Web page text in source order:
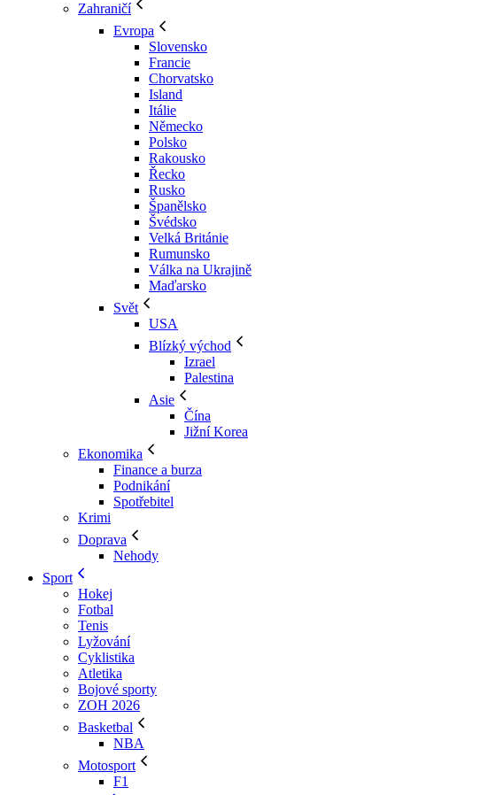
Zahraničí
Evropa
Slovensko
Francie
Chorvatsko
Island
Itálie
Německo
Polsko
Rakousko
Řecko
Rusko
Španělsko
Švédsko
Velká Británie
Rumunsko
Válka na Ukrajině
Maďarsko
Svět
USA
Blízký východ
Izrael
Palestina
Asie
Čína
Jižní Korea
Ekonomika
Finance a burza
Podnikání
Spotřebitel
Krimi
Doprava
Nehody
Sport
Hokej
Fotbal
Tenis
Lyžování
Cyklistika
Atletika
Bojové sporty
ZOH 2026
Basketbal
NBA
Motosport
F1